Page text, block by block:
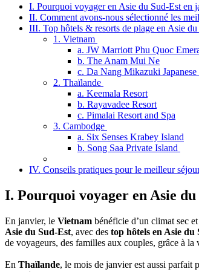
I. Pourquoi voyager en Asie du Sud-Est en
II. Comment avons-nous sélectionné les
III. Top‎ hôtels & resorts de plage en Asie
1. Vietnam
a. JW‎ Marriott Phu Quoc
b. The Anam Mui Ne
c. Da Nang Mikazuki Japanese
2. Thaïlande
a. Keemala Resort
b. Rayavadee Resort
c. Pimalai Resort and Spa
3. Cambodge
a. Six Senses Krabey Island
b. Song Saa Private Island
IV. Conseils pratiques pour le meilleur
I. Pourquoi voyager en Asie
En janvier,‎ le Vietnam bénéficie d’un‎ climat sec
Asie du Sud-Est, avec‎ des top hôtels en Asie
de voyageurs,‎ des familles aux couples,‎ grâce à la
En Thaïlande,‎ le mois de janvier est‎ aussi parfait